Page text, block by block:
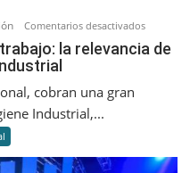
Comentarios desactivadosen
la relevancia de
cobran una gran
Industrial,...